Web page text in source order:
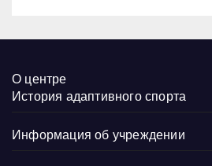
О центре
История адаптивного спорта
Информация об учреждении